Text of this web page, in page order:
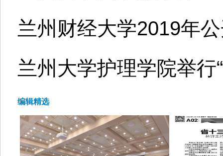
兰州财经大学2019年
兰州大学护理学院举行
编辑精选